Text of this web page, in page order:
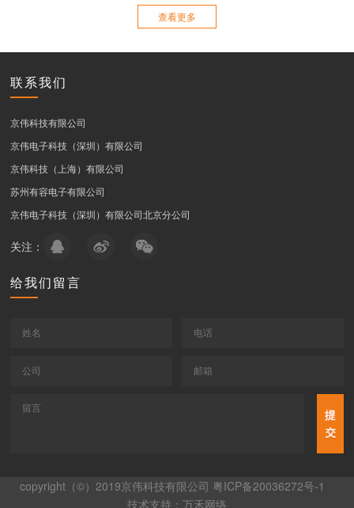
查看更多
联系我们
京伟科技有限公司
京伟电子科技（深圳）有限公司
京伟科技（上海）有限公司
苏州有容电子有限公司
京伟电子科技（深圳）有限公司北京分公司
关注：
给我们留言
copyright（©）2019京伟科技有限公司 粤ICP备20036272号-1
技术支持：万禾网络